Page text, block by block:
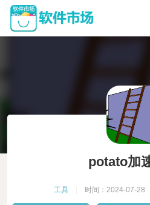
potato加
工具 时间：2024-07-28